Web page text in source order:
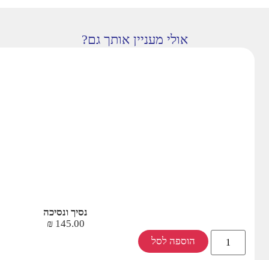
אולי מעניין אותך גם?
נסיך ונסיכה
145.00
₪
הוספה לסל